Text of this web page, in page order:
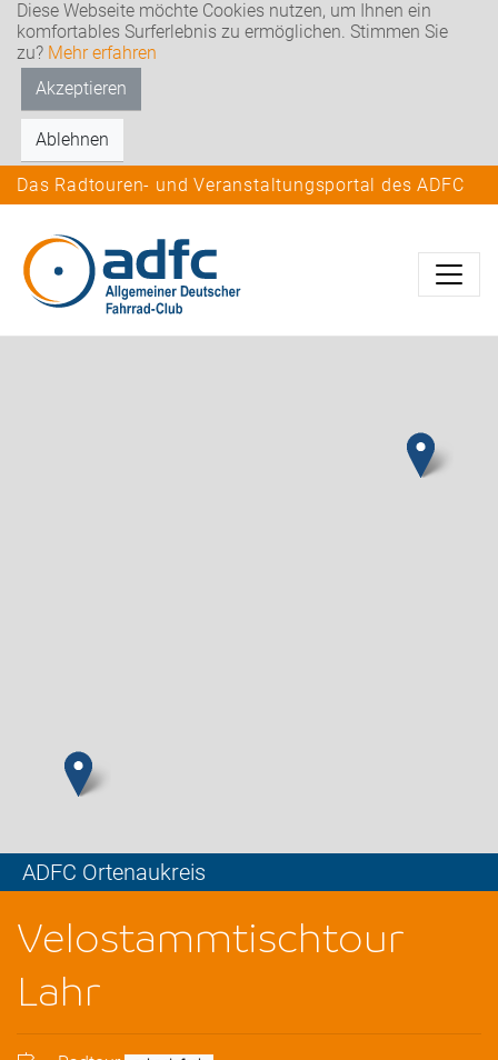
Diese Webseite möchte Cookies nutzen, um Ihnen ein
komfortables Surferlebnis zu ermöglichen. Stimmen Sie
zu? Mehr erfahren
Akzeptieren
Ablehnen
Das Radtouren- und Veranstaltungsportal des ADFC
ADFC Ortenaukreis
Velostammtischtour
Lahr